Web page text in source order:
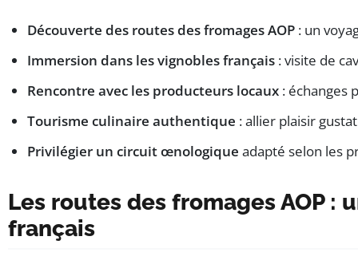
Découverte des routes des fromages AOP : un
Immersion dans les vignobles français : visite de
Rencontre avec les producteurs locaux : échanges
Tourisme culinaire authentique : allier plaisir
Privilégier un circuit œnologique adapté selon les
Les routes des fromages AOP
français